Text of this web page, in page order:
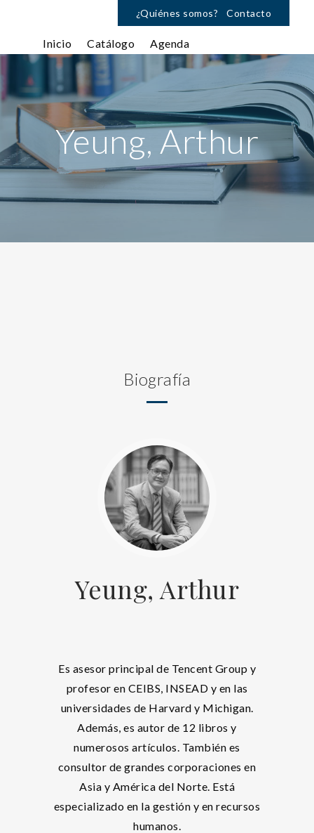
¿Quiénes somos? Contacto
Inicio Catálogo Agenda
Yeung, Arthur
Biografía
Yeung, Arthur
Es asesor principal de Tencent Group y
profesor en CEIBS, INSEAD y en las
universidades de Harvard y Michigan.
Además, es autor de 12 libros y
numerosos artículos. También es
consultor de grandes corporaciones en
Asia y América del Norte. Está
especializado en la gestión y en recursos
humanos.